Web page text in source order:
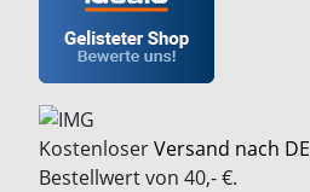
KostenloserVersand nach DE
Bestellwert von 40,- €.